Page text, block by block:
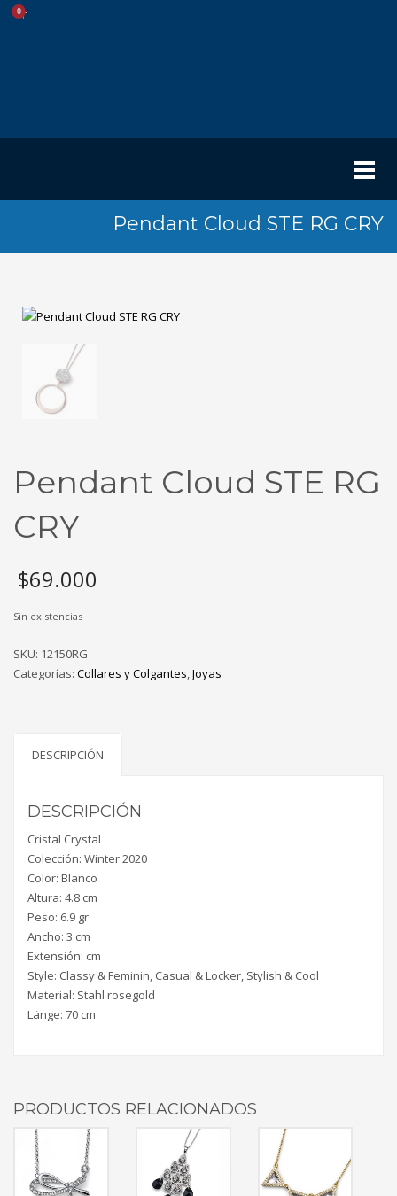
Pendant Cloud STE RG CRY
Pendant Cloud STE RG
CRY
$69.000
Sin existencias
SKU: 12150RG
Categorías: Collares y Colgantes,Joyas
DESCRIPCIÓN
DESCRIPCIÓN
Cristal Crystal
Colección: Winter 2020
Color: Blanco
Altura: 4.8 cm
Peso: 6.9 gr.
Ancho: 3 cm
Extensión: cm
Style: Classy & Feminin, Casual & Locker, Stylish & Cool
Material: Stahl rosegold
Länge: 70 cm
PRODUCTOS RELACIONADOS